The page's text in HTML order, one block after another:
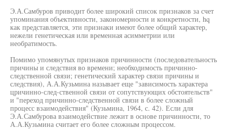
Э.А.Самбуров приводит более широкий список признаков за счет
упоминания объективности, закономерности и конкретности, hq
как представляется, эти признаки имеют более общий характер,
нежели генетическая или временная асимметрии или
необратимость.
Помимо упомянутых признаков причинности (последовательность
причины и следствия во времени; необходимость причинно-
следственной связи; генетический характер связи причины и
следствия), А.А.Кузьмина называет еще "зависимость характера
цричинно-след-ственной связи от сопутствующих обстоятельств"
и "переход причинно-следственной связи в более сложный
процесс взаимодействия" (Кузьмина, 1964, с. 42). Если для
Э.А.Самбурова взаимодействие лежит в основе причинности, то
А.А.Кузьмина считает его более сложным процессом.